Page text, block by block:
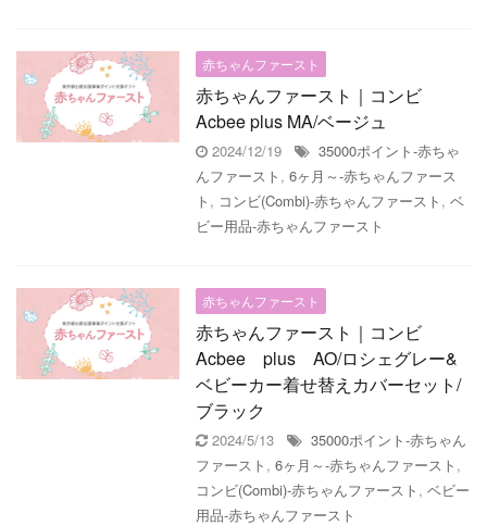
赤ちゃんファースト
赤ちゃんファースト｜コンビ
Acbee plus MA/ベージュ
2024/12/19
35000ポイント-赤ちゃ
んファースト , 6ヶ月～-赤ちゃんファース
ト , コンビ(Combi)-赤ちゃんファースト , ベ
ビー用品-赤ちゃんファースト
赤ちゃんファースト
赤ちゃんファースト｜コンビ
Acbee plus AO/ロシェグレー&
ベビーカー着せ替えカバーセット/
ブラック
2024/5/13
35000ポイント-赤ちゃん
ファースト , 6ヶ月～-赤ちゃんファースト ,
コンビ(Combi)-赤ちゃんファースト , ベビー
用品-赤ちゃんファースト